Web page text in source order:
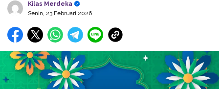
Kilas Merdeka
Senin, 23 Februari 2026